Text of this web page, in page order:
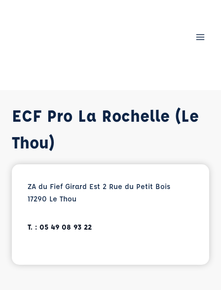
ECF Pro La Rochelle (Le
Thou)
ZA du Fief Girard Est 2 Rue du Petit Bois
17290 Le Thou
T. : 05 49 08 93 22